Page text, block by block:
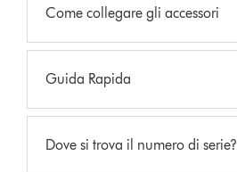
Come collegare gli accessori
Guida Rapida
Dove si trova il numero di serie?